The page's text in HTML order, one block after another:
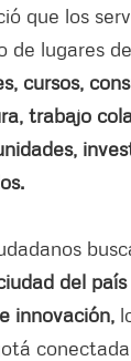
que los
de lugares
cursos,
trabajo
del
innovación,